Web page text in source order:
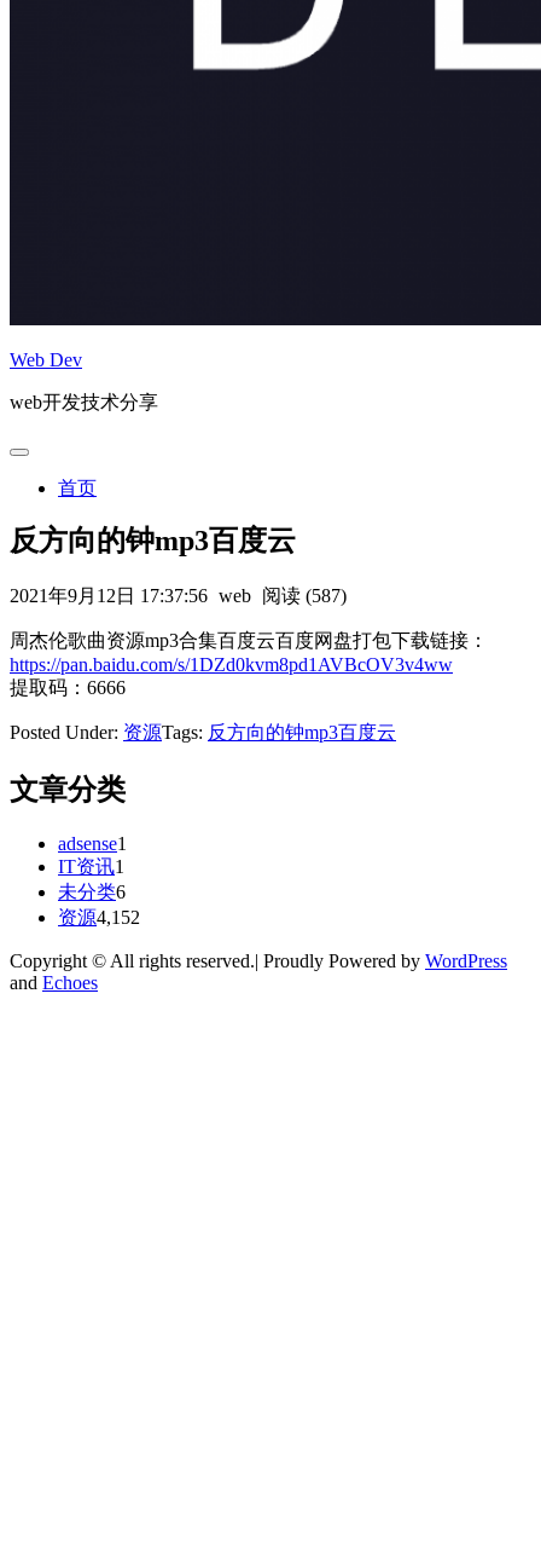
Web Dev
web开发技术分享
首页
反方向的钟mp3百度云
2021年9月12日 17:37:56 web 阅读 (587)
周杰伦歌曲资源mp3合集百度云百度网盘打包下载链接：
https://pan.baidu.com/s/1DZd0kvm8pd1AVBcOV3v4ww
提取码：6666
Posted Under: 资源Tags: 反方向的钟mp3百度云
文章分类
adsense1
IT资讯1
未分类6
资源4,152
Copyright © All rights reserved.| Proudly Powered by WordPress
and Echoes